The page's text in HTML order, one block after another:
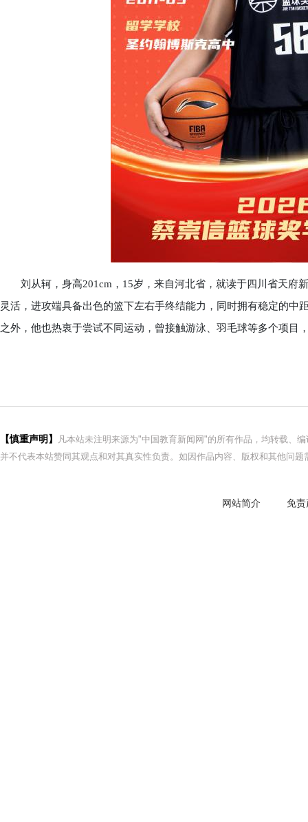
刘从轲，身高201cm，15岁，来自河北省，就读于四川省天府
灵活，进攻端具备出色的篮下左右手终结能力，同时拥有稳定的中
之外，他也热衷于尝试不同运动，曾接触游泳、羽毛球等多个项目
【慎重声明】
凡本站未注明来源为"中国教育新闻网"的所有作品，均转载、
并不代表本站赞同其观点和对其真实性负责。如因作品内容、版权和其他问
网站简介 免责